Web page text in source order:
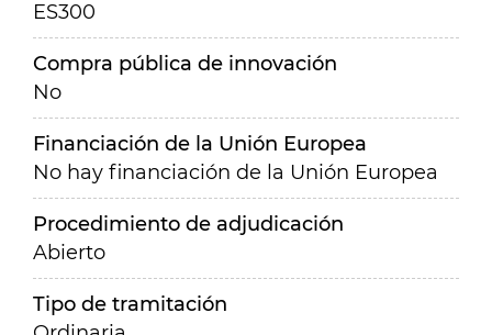
ES300
Compra pública de innovación
No
Financiación de la Unión Europea
No hay financiación de la Unión Europea
Procedimiento de adjudicación
Abierto
Tipo de tramitación